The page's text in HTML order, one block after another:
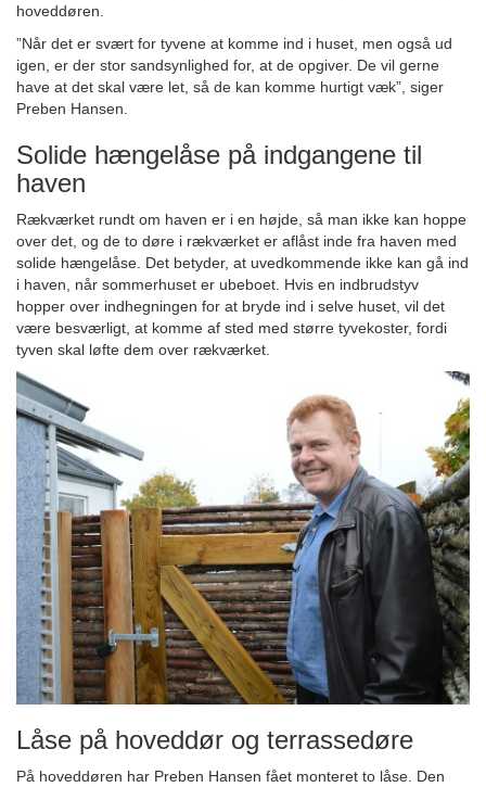
hoveddøren.
”Når det er svært for tyvene at komme ind i huset, men også ud
igen, er der stor sandsynlighed for, at de opgiver. De vil gerne
have at det skal være let, så de kan komme hurtigt væk”, siger
Preben Hansen.
Solide hængelåse på indgangene til
haven
Rækværket rundt om haven er i en højde, så man ikke kan hoppe
over det, og de to døre i rækværket er aflåst inde fra haven med
solide hængelåse. Det betyder, at uvedkommende ikke kan gå ind
i haven, når sommerhuset er ubeboet. Hvis en indbrudstyv
hopper over indhegningen for at bryde ind i selve huset, vil det
være besværligt, at komme af sted med større tyvekoster, fordi
tyven skal løfte dem over rækværket.
Låse på hoveddør og terrassedøre
På hoveddøren har Preben Hansen fået monteret to låse. Den